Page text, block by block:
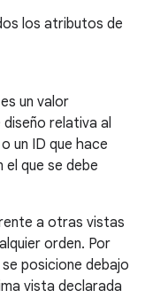
los atributos de
un valor
relativa al
un ID que hace
que se debe
a otras vistas
orden. Por
posicione debajo
vista declarada